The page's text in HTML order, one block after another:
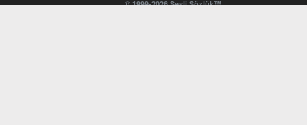
© 1999-2026 Sesli Sözlük™